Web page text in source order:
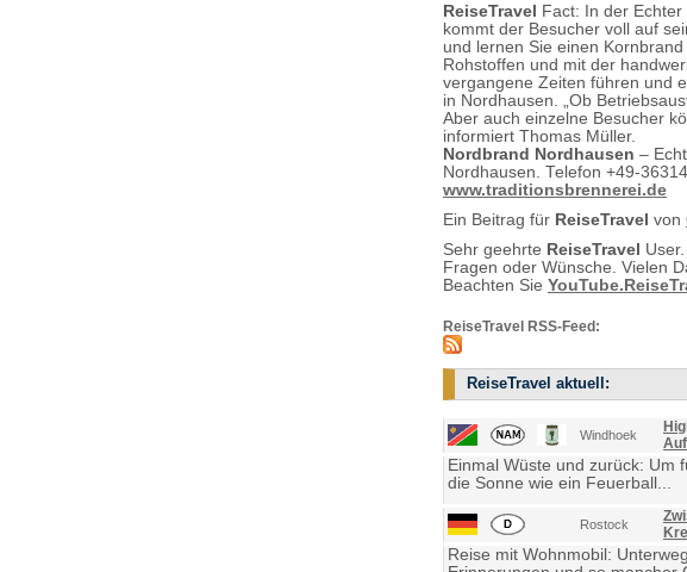
ReiseTravel Fact: In der
kommt der Besucher voll auf
und lernen Sie einen
Rohstoffen und mit der
vergangene Zeiten führen und
in Nordhausen. „Ob
Aber auch einzelne Besucher
informiert Thomas Müller.
Nordbrand Nordhausen –
Nordhausen. Telefon +49-
www.traditionsbrennerei.de
Ein Beitrag für ReiseTravel von
Sehr geehrte ReiseTravel
Fragen oder Wünsche. Vielen
Beachten Sie
ReiseTravel RSS-Feed:
ReiseTravel aktuell:
Windhoek
Einmal Wüste und zurück: Um
die Sonne wie ein Feuerball...
Rostock
Reise mit Wohnmobil: